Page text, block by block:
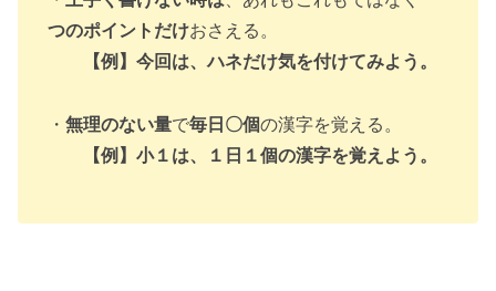
つのポイントだけおさえる。
【例】今回は、ハネだけ気を付けてみよう。
・ 無理のない量で毎日〇個の漢字を覚える。
【例】小１は、１日１個の漢字を覚えよう。